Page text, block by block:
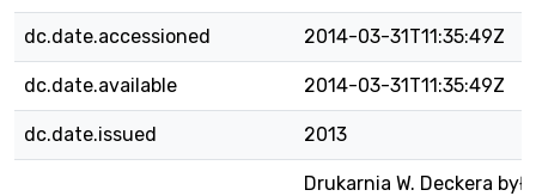
dc.date.accessioned 2014-03-31T11:35:49Z
dc.date.available 2014-03-31T11:35:49Z
dc.date.issued 2013
Drukarnia W. Deckera